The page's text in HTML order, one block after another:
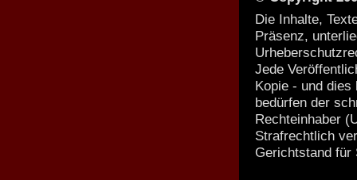
Die Inhalte,
Präsenz,
Jede
Kopie - und
bedürfen der
Rechteinhaber
Strafrechtlich
Gerichtstand